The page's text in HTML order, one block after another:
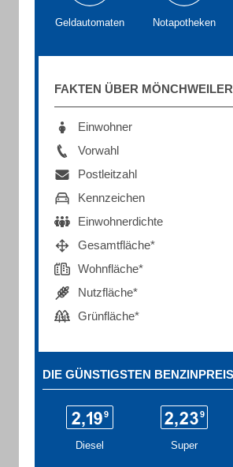
Geldautomaten Notapotheken
FAKTEN ÜBER MÖNCHWEILER
Einwohner
Vorwahl
Postleitzahl
Kennzeichen
Einwohnerdichte
Gesamtfläche*
Wohnfläche*
Nutzfläche*
Grünfläche*
DIE GÜNSTIGSTEN
Diesel Super